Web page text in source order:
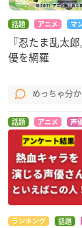
話題 アニメ マ
『忍たま乱太
優を網羅
めっちゃ分
話題 アニメ 声
ランキング 話題